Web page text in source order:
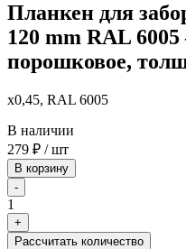
Планкен для
120 mm RAL
порошковое,
x0,45, RAL 6005
В наличии
279 ₽ / шт
В корзину
-
1
+
Рассчитать количество